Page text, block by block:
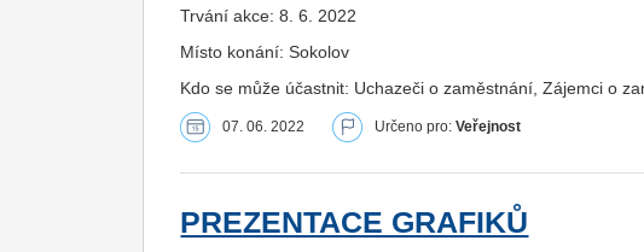
Trvání akce: 8. 6. 2022
Místo konání: Sokolov
Kdo se může účastnit: Uchazeči o zaměstnání, Zájemci o
07. 06. 2022 Určeno pro:Veřejnost
PREZENTACE GRAFIKŮ